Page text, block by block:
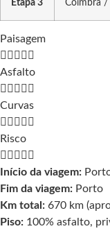
Étapa 3 Coimbra /
Paisagem
Asfalto
Curvas
Risco
Início da viagem:
Fim da viagem: Porto
Km total: 670 km
Piso: 100% asfalto,